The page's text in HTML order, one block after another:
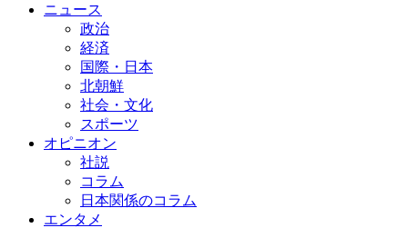
ニュース
政治
経済
国際・日本
北朝鮮
社会・文化
スポーツ
オピニオン
社説
コラム
日本関係のコラム
エンタメ